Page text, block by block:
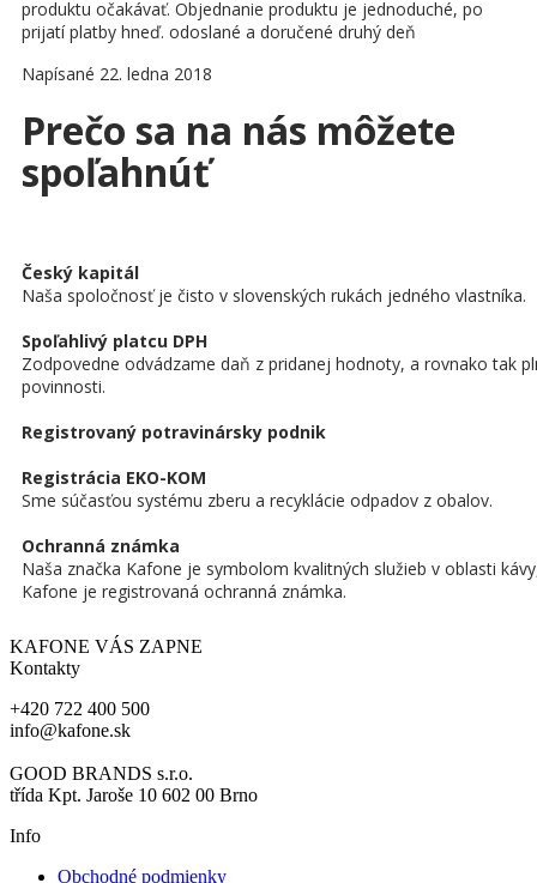
produktu očakávať. Objednanie produktu je jednoduché, po
prijatí platby hneď. odoslané a doručené druhý deň
Napísané 22. ledna 2018
Prečo sa na nás môžete
spoľahnúť
Český kapitál
Naša spoločnosť je čisto v slovenských rukách jedného vlastníka.
Spoľahlivý platcu DPH
Zodpovedne odvádzame daň z pridanej hodnoty, a rovnako tak
povinnosti.
Registrovaný potravinársky podnik
Registrácia EKO-KOM
Sme súčasťou systému zberu a recyklácie odpadov z obalov.
Ochranná známka
Naša značka Kafone je symbolom kvalitných služieb v oblasti
Kafone je registrovaná ochranná známka.
KAFONE VÁS ZAPNE
Kontakty
+420 722 400 500
info@kafone.sk
GOOD BRANDS s.r.o.
třída Kpt. Jaroše 10 602 00 Brno
Info
Obchodné podmienky